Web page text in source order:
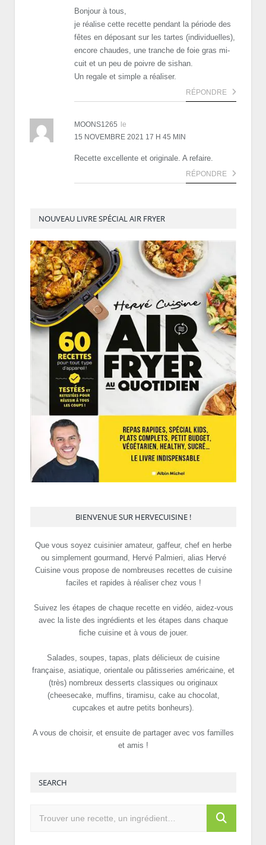
Bonjour à tous,
je réalise cette recette pendant la période des
fêtes en déposant sur les tartes (individuelles),
encore chaudes, une tranche de foie gras mi-
cuit et un peu de poivre de sishan.
Un regale et simple a réaliser.
RÉPONDRE
MOONS1265
le
15 NOVEMBRE 2021 17 H 45 MIN
Recette excellente et originale. A refaire.
RÉPONDRE
NOUVEAU LIVRE SPÉCIAL AIR FRYER
BIENVENUE SUR HERVECUISINE !
Que vous soyez cuisinier amateur, gaffeur, chef en herbe
ou simplement gourmand, Hervé Palmieri, alias Hervé
Cuisine vous propose de nombreuses recettes de cuisine
faciles et rapides à réaliser chez vous !
Suivez les étapes de chaque recette en vidéo, aidez-vous
avec la liste des ingrédients et les étapes dans chaque
fiche cuisine et à vous de jouer.
Salades, soupes, tapas, plats délicieux de cuisine
française, asiatique, orientale ou pâtisseries américaine, et
(très) nombreux desserts classiques ou originaux
(cheesecake, muffins, tiramisu, cake au chocolat,
cupcakes et autre petits bonheurs).
A vous de choisir, et ensuite de partager avec vos familles
et amis !
SEARCH